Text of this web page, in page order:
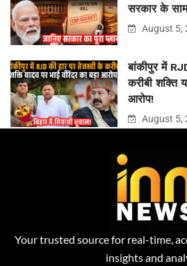
सरकार के
August 5,
बांकीपुर में
करीबी शक्ति
आरोप!
August 5,
Your trusted source for real-time,
insights and